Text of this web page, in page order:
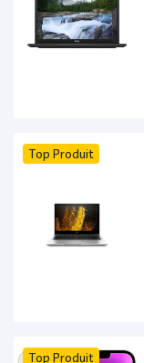
Top Produit
Top Produit